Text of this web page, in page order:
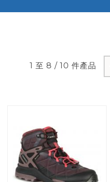
1 至 8 / 10 件產品